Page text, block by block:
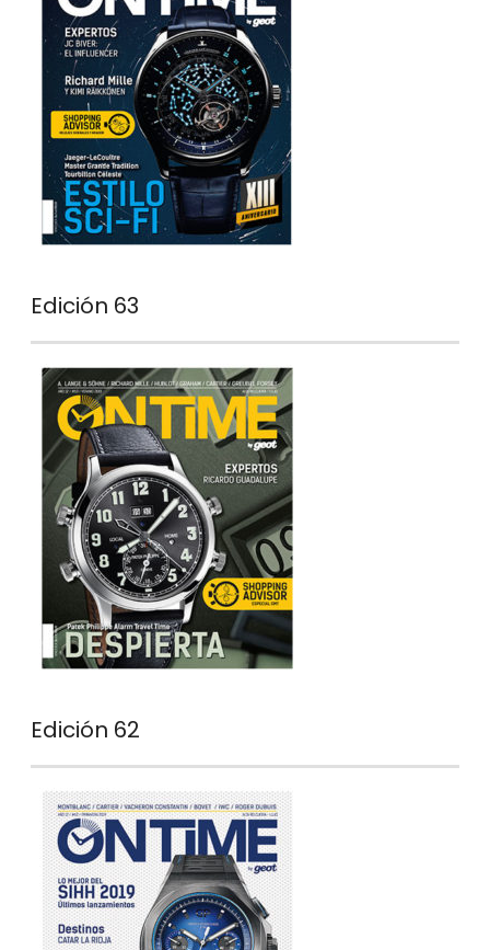
Edición 63
Edición 62